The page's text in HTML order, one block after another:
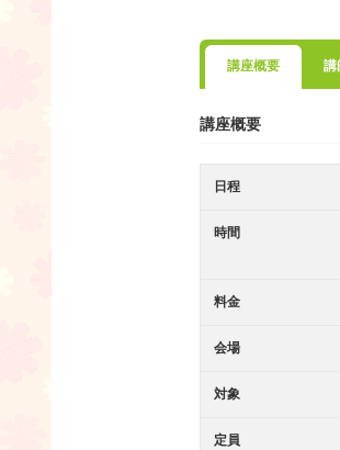
講座概要 講
講座概要
日程
時間
料金
会場
対象
定員